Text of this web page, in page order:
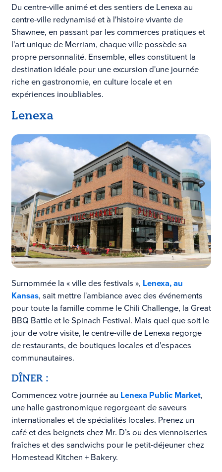
Du centre-ville animé et des sentiers de Lenexa au
centre-ville redynamisé et à l'histoire vivante de
Shawnee, en passant par les commerces pratiques et
l'art unique de Merriam, chaque ville possède sa
propre personnalité. Ensemble, elles constituent la
destination idéale pour une excursion d'une journée
riche en gastronomie, en culture locale et en
expériences inoubliables.
Lenexa
Surnommée la « ville des festivals », Lenexa, au
Kansas, sait mettre l'ambiance avec des événements
pour toute la famille comme le Chili Challenge, la Great
BBQ Battle et le Spinach Festival. Mais quel que soit le
jour de votre visite, le centre-ville de Lenexa regorge
de restaurants, de boutiques locales et d'espaces
communautaires.
DÎNER :
Commencez votre journée au Lenexa Public Market,
une halle gastronomique regorgeant de saveurs
internationales et de spécialités locales. Prenez un
café et des beignets chez Mr. D’s ou des viennoiseries
fraîches et des sandwichs pour le petit-déjeuner chez
Homestead Kitchen + Bakery.